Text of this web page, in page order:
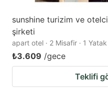
sunshine turizim ve
şirketi
apart otel · 2 Misafir · 1 Yatak
₺3.609 /gece
Teklifi